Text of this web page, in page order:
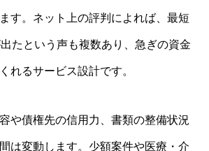
す。ネット上の評判によれば、最短
たという声も複数あり、急ぎの資金
れるサービス設計です。
や債権先の信用力、書類の整備状況
は変動します。少額案件や医療・介